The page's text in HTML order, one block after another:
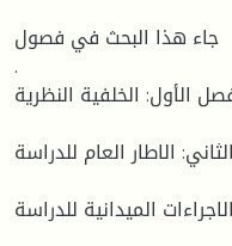
جاء هذا البحث في فصول
.
الأول: الخلفية النظرية
الاطار العام للدراسة
الميدانية للدراسة